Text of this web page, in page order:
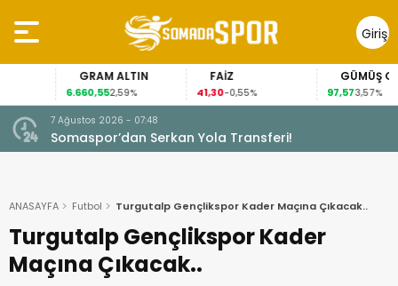
Giriş
Yap
GRAM ALTIN
2,59% -0,55%
GÜMÜŞ GRAM
3,57%
7 Ağustos 2026 - 07:48
Somaspor’dan Serkan Yola Transferi!
ANASAYFA Futbol Turgutalp Gençlikspor Kader Maçına Çıkacak..
Turgutalp Gençlikspor Kader
Maçına Çıkacak..